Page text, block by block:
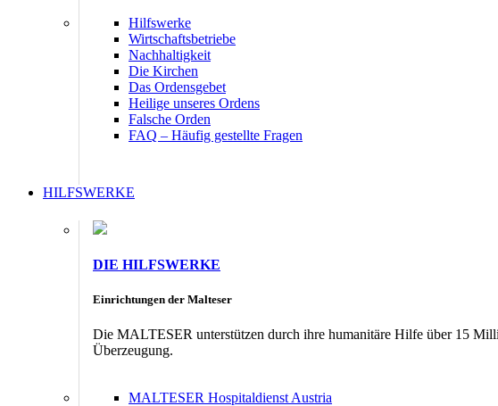
Hilfswerke
Wirtschaftsbetriebe
Nachhaltigkeit
Die Kirchen
Das Ordensgebet
Heilige unseres Ordens
Falsche Orden
FAQ – Häufig gestellte Fragen
HILFSWERKE
DIE HILFSWERKE
Einrichtungen der Malteser
Die MALTESER unterstützen durch ihre humanitäre Hilfe über 15
Überzeugung.
MALTESER Hospitaldienst Austria